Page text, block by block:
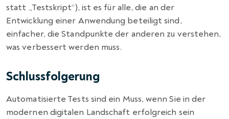
statt „Testskript“), ist es für alle, die an der
Entwicklung einer Anwendung beteiligt sind,
einfacher, die Standpunkte der anderen zu verstehen,
was verbessert werden muss.
Schlussfolgerung
Automatisierte Tests sind ein Muss, wenn Sie in der
modernen digitalen Landschaft erfolgreich sein